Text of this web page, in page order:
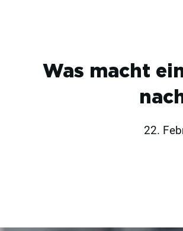
Was macht
22.